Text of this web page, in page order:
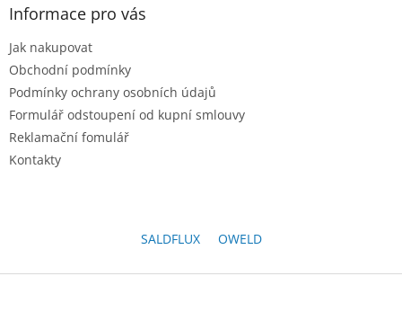
Informace pro vás
Jak nakupovat
Obchodní podmínky
Podmínky ochrany osobních údajů
Formulář odstoupení od kupní smlouvy
Reklamační fomulář
Kontakty
SALDFLUX OWELD